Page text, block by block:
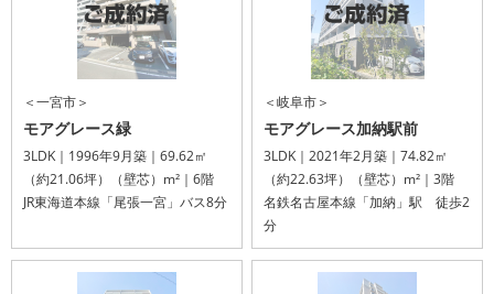
＜一宮市＞
モアグレース緑
3LDK｜1996年9月築｜69.62㎡
（約21.06坪）（壁芯）m²｜6階
JR東海道本線「尾張一宮」バス8分
＜岐阜市＞
モアグレース加納駅前
3LDK｜2021年2月築｜74.82㎡
（約22.63坪）（壁芯）m²｜3階
名鉄名古屋本線「加納」駅 徒歩2
分